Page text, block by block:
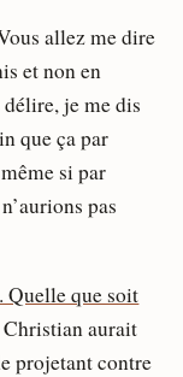
allez me dire
et non en
je me dis
que ça par
si par
pas
Quelle que soit
aurait
projetant contre